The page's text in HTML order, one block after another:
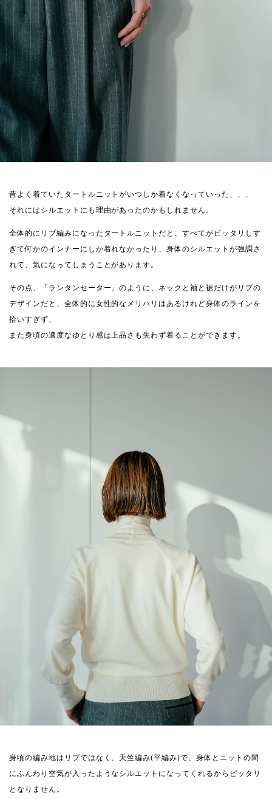
昔よく着ていたタートルニットがいつしか着なくなっていった、、、
それにはシルエットにも理由があったのかもしれません。
全体的にリブ編みになったタートルニットだと、すべてがピッタリしす
ぎて何かのインナーにしか着れなかったり、身体のシルエットが強調さ
れて、気になってしまうことがあります。
その点、「ランタンセーター」のように、ネックと袖と裾だけがリブの
デザインだと、全体的に女性的なメリハリはあるけれど身体のラインを
拾いすぎず、
また身頃の適度なゆとり感は上品さも失わず着ることができます。
身頃の編み地はリブではなく、天竺編み(平編み)で、身体とニットの間
にふんわり空気が入ったようなシルエットになってくれるからピッタリ
となりません。